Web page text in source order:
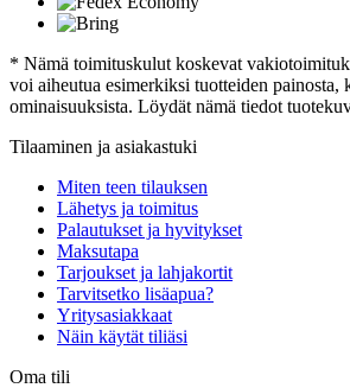
* Nämä toimituskulut koskevat
voi aiheutua esimerkiksi tuotteiden painosta,
ominaisuuksista. Löydät nämä tiedot
Tilaaminen ja asiakastuki
Miten teen tilauksen
Lähetys ja toimitus
Palautukset ja hyvitykset
Maksutapa
Tarjoukset ja lahjakortit
Tarvitsetko lisäapua?
Yritysasiakkaat
Näin käytät tiliäsi
Oma tili